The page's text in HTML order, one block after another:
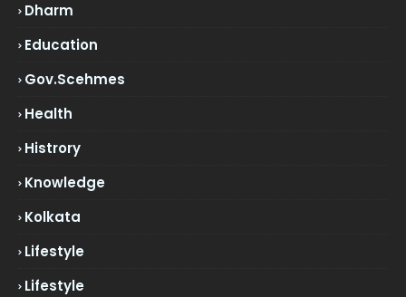
Dharm
Education
Gov.scehmes
Health
Histrory
Knowledge
Kolkata
Lifestyle
Lifestyle